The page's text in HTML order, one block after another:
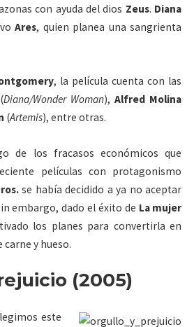
con ayuda del dios Zeus. Diana
Ares, quien planea una sangrienta
, la película cuenta con las
(Diana/Wonder Woman),Alfred Molina
(Artemis), entre otras.
de los fracasos económicos que
películas con protagonismo
se había decidido a ya no aceptar
embargo, dado el éxito de La mujer
los planes para convertirla en
y hueso.
(2005)
este